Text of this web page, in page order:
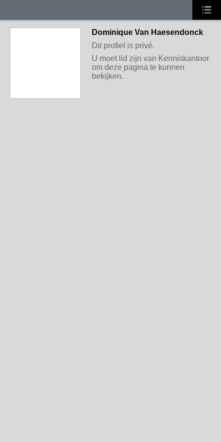
Dominique Van Haesendonck
Dit profiel is privé.
U moet lid zijn van Kenniskantoor
om deze pagina te kunnen
bekijken.